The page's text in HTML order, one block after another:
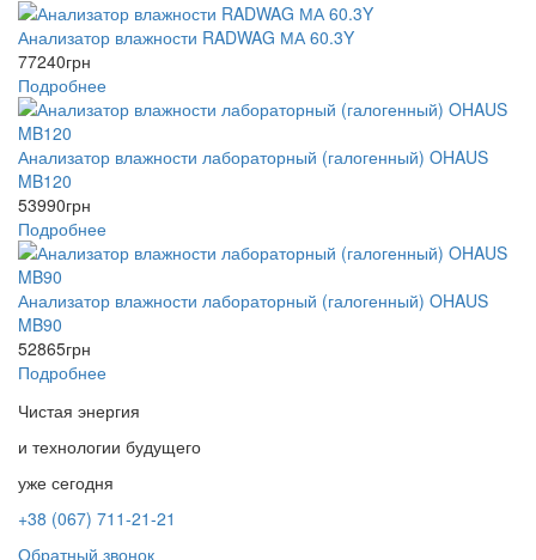
Анализатор влажности RADWAG МА 60.3Y
77240грн
Подробнее
Анализатор влажности лабораторный (галогенный) OHAUS
MB120
53990грн
Подробнее
Анализатор влажности лабораторный (галогенный) OHAUS
MB90
52865грн
Подробнее
Чистая энергия
и технологии будущего
уже сегодня
+38 (067) 711-21-21
Обратный звонок